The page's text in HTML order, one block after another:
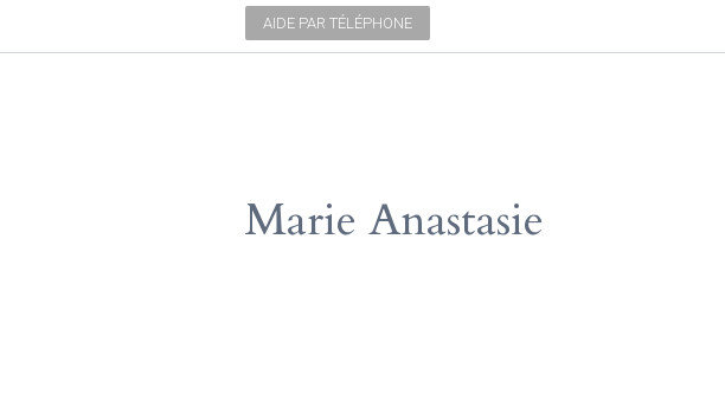
AIDE PAR TÉLÉPHONE
Marie Anastasie